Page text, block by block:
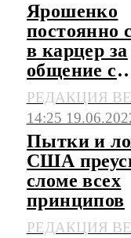
Ярошенко
постоянно
в карцер за
общение с
СМИ
РЕДАКЦИЯ
14:25
Пытки и
США
сломе всех
принципов
РЕДАКЦИЯ